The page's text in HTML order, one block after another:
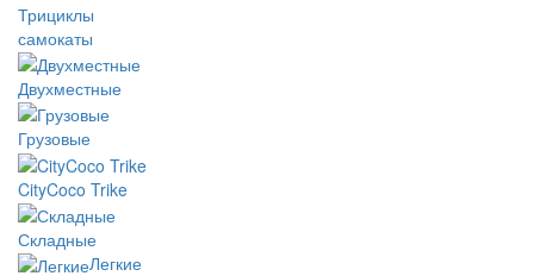
Трициклы
самокаты
Двухместные
Грузовые
CityCoco Trike
Складные
Легкие